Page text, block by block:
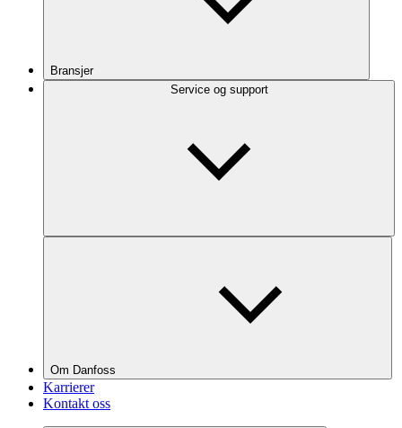
Bransjer
Service og support
Om Danfoss
Karrierer
Kontakt oss